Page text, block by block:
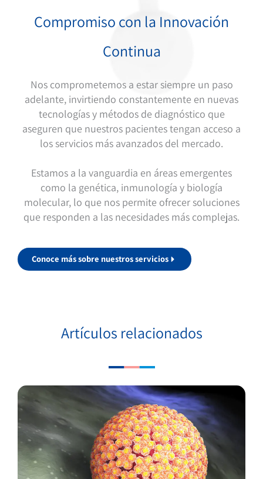
Compromiso con la Innovación
Continua
Nos comprometemos a estar siempre un paso
adelante, invirtiendo constantemente en nuevas
tecnologías y métodos de diagnóstico que
aseguren que nuestros pacientes tengan acceso a
los servicios más avanzados del mercado.
Estamos a la vanguardia en áreas emergentes
como la genética, inmunología y biología
molecular, lo que nos permite ofrecer soluciones
que responden a las necesidades más complejas.
Conoce más sobre nuestros servicios
Artículos relacionados